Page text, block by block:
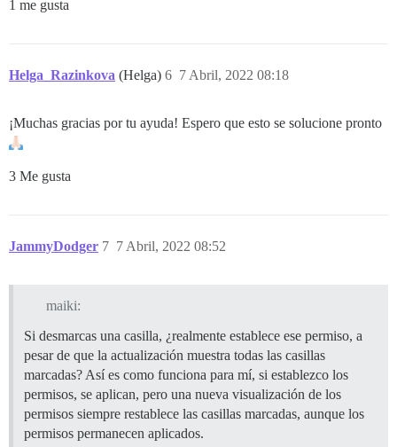
1 me gusta
Helga_Razinkova (Helga) 7 Abril, 2022 08:18
6
¡Muchas gracias por tu ayuda! Espero que esto se solucione pronto
3 Me gusta
JammyDodger 7 Abril, 2022 08:52
7
maiki:
Si desmarcas una casilla, ¿realmente establece ese permiso, a
pesar de que la actualización muestra todas las casillas
marcadas? Así es como funciona para mí, si establezco los
permisos, se aplican, pero una nueva visualización de los
permisos siempre restablece las casillas marcadas, aunque los
permisos permanecen aplicados.